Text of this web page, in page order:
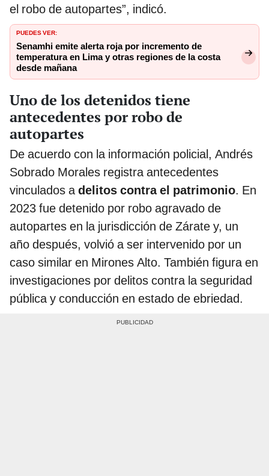
el robo de autopartes”, indicó.
PUEDES VER:
Senamhi emite alerta roja por incremento de
temperatura en Lima y otras regiones de la costa
desde mañana
Uno de los detenidos tiene
antecedentes por robo de
autopartes
De acuerdo con la información policial, Andrés
Sobrado Morales registra antecedentes
vinculados adelitos contra el patrimonio. En
2023 fue detenido por robo agravado de
autopartes en la jurisdicción de Zárate y, un
año después, volvió a ser intervenido por un
caso similar en Mirones Alto. También figura en
investigaciones por delitos contra la seguridad
pública y conducción en estado de ebriedad.